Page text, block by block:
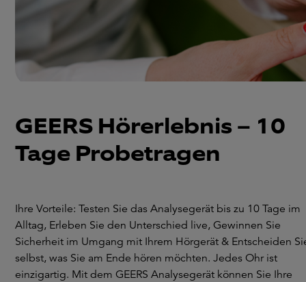
GEERS Hörerlebnis – 10
Tage Probetragen
Ihre Vorteile: Testen Sie das Analysegerät bis zu 10 Tage im
Alltag, Erleben Sie den Unterschied live, Gewinnen Sie
Sicherheit im Umgang mit Ihrem Hörgerät & Entscheiden
selbst, was Sie am Ende hören möchten. Jedes Ohr ist
einzigartig. Mit dem GEERS Analysegerät können Sie Ihre